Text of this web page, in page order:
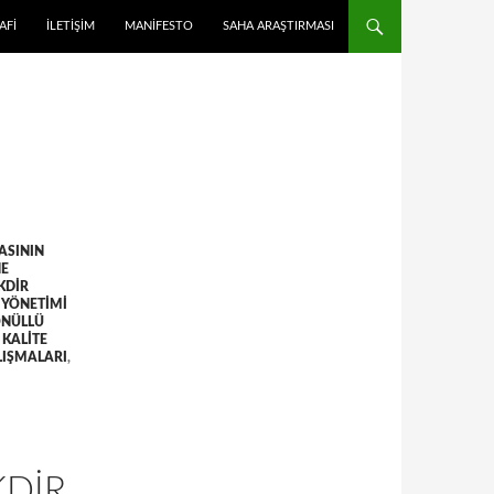
İLETIŞIM MANIFESTO SAHA ARAŞTIRMASI
KALITE
,